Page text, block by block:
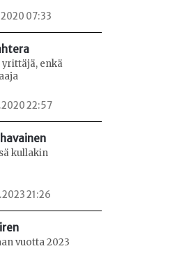
07:33
yrittäjä, enkä
22:57
kullakin
21:26
vuotta 2023